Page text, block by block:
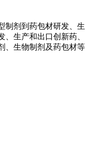
制剂到药包材研发、生
、生产和出口创新药、
、生物制剂及药包材等